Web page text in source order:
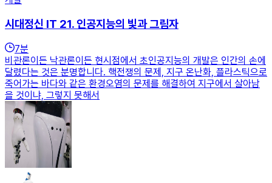
시대정신 IT 21. 인공지능의 빛과 그림자
7분
비관론이든 낙관론이든 현시점에서 초인공지능의 개발은 인간의 손에
달렸다는 것은 분명합니다. 핵전쟁의 문제, 지구 온난화, 플라스틱으로
죽어가는 바다와 같은 환경오염의 문제를 해결하여 지구에서 살아남
을 것이냐, 그렇지 못해서